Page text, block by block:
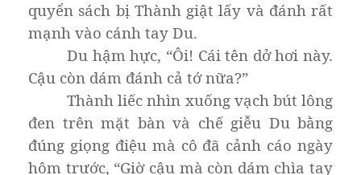
quyển sách bị Thành giật lấy và đánh rất
mạnh vào cánh tay Du.
Du hậm hực, “Ôi! Cái tên dở hơi này.
Cậu còn dám đánh cả tớ nữa?”
Thành liếc nhìn xuống vạch bút lông
đen trên mặt bàn và chế giễu Du bằng
đúng giọng điệu mà cô đã cảnh cáo ngày
hôm trước, “Giờ cậu mà còn dám chìa tay